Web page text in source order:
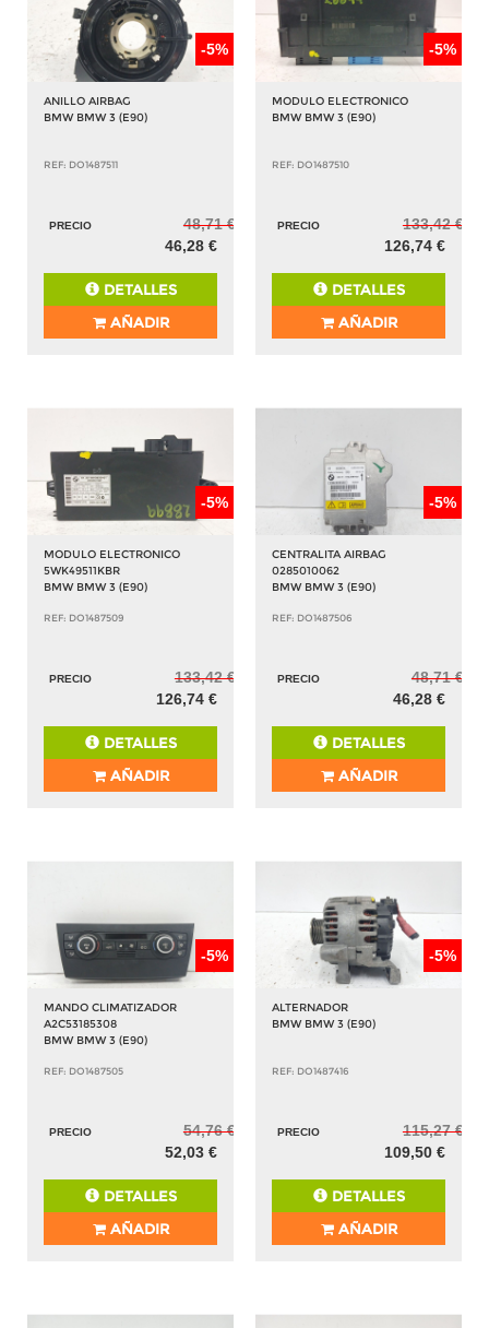
-5%
ANILLO AIRBAG
BMW BMW 3 (E90)
REF: DO1487511
PRECIO
48,71 €
46,28 €
DETALLES
AÑADIR
-5%
MODULO ELECTRONICO
BMW BMW 3 (E90)
REF: DO1487510
PRECIO
133,42 €
126,74 €
DETALLES
AÑADIR
-5%
MODULO ELECTRONICO
5WK49511KBR
BMW BMW 3 (E90)
REF: DO1487509
PRECIO
133,42 €
126,74 €
DETALLES
AÑADIR
-5%
CENTRALITA AIRBAG
0285010062
BMW BMW 3 (E90)
REF: DO1487506
PRECIO
48,71 €
46,28 €
DETALLES
AÑADIR
-5%
MANDO CLIMATIZADOR
A2C53185308
BMW BMW 3 (E90)
REF: DO1487505
PRECIO
54,76 €
52,03 €
DETALLES
AÑADIR
-5%
ALTERNADOR
BMW BMW 3 (E90)
REF: DO1487416
PRECIO
115,27 €
109,50 €
DETALLES
AÑADIR